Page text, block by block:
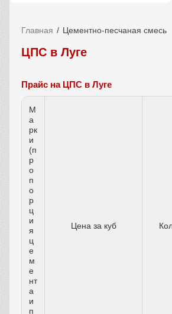
Главная Цементно-песчаная смесь
ЦПС в Луге
Прайс на ЦПС в Луге
М
а
рк
и
(п
р
о
п
о
р
ц
и
я
ц
е
м
е
нт
а
и
п
Цена за куб